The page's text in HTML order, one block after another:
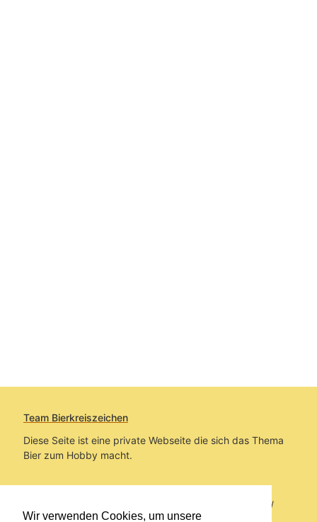
Wir verwenden Cookies, um unsere
Team Bierkreiszeichen
Diese Seite ist eine private Webseite die sich das Thema
Bier zum Hobby macht.
Sie befinden sich auf https://www.bierkreiszeichen.at/